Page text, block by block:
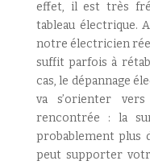
effet, il est très
tableau électrique.
notre électricien
suffit parfois à
cas, le dépannage
va s’orienter
rencontrée : la
probablement plus
peut supporter